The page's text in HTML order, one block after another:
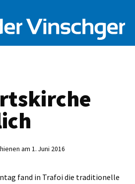
am 1. Juni 2016
fand in Trafoi die traditionelle